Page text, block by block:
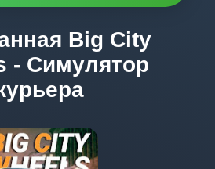
Big City
- Симулятор